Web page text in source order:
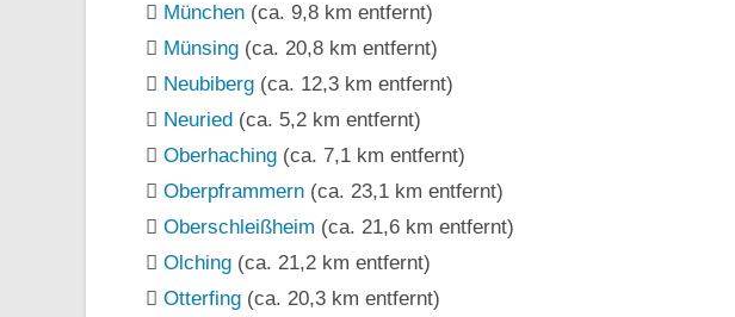
München (ca. 9,8 km entfernt)
Münsing (ca. 20,8 km entfernt)
Neubiberg (ca. 12,3 km entfernt)
Neuried (ca. 5,2 km entfernt)
Oberhaching (ca. 7,1 km entfernt)
Oberpframmern (ca. 23,1 km entfernt)
Oberschleißheim (ca. 21,6 km entfernt)
Olching (ca. 21,2 km entfernt)
Otterfing (ca. 20,3 km entfernt)